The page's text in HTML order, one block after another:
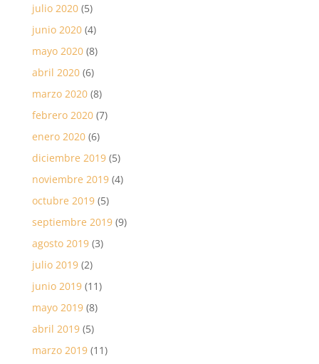
julio 2020(5)
junio 2020(4)
mayo 2020(8)
abril 2020(6)
marzo 2020(8)
febrero 2020(7)
enero 2020(6)
diciembre 2019(5)
noviembre 2019(4)
octubre 2019(5)
septiembre 2019(9)
agosto 2019(3)
julio 2019(2)
junio 2019(11)
mayo 2019(8)
abril 2019(5)
marzo 2019(11)